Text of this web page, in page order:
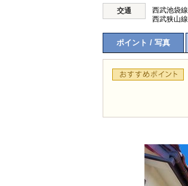
川越市
交通 西武池袋線
西武狭山線
ポイント / 写真